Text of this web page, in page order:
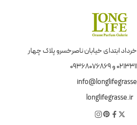
ابتدای خیابان ناصرخسرو پلاک چهار
و 09368076869
longlifegrasse.ir